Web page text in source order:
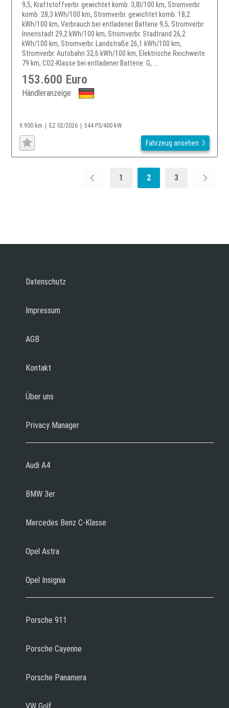
9,5, Kraftstoffverbr. gewichtet komb. 3,8l/100 km, Stromverbr.
komb. 28,3 kWh/100 km, Stromverbr. gewichtet komb. 18,2
kWh/100 km, Verbrauch bei entladener Batterie 9,5, Stromverbr.
Innenstadt 29,2 kWh/100 km, Stromverbr. Stadtrand 26,2
kWh/100 km, Stromverbr. Landstraße 26,1 kWh/100 km,
Stromverbr. Autobahn 32,6 kWh/100 km, Elektrische Reichweite
79 km, CO2-Klasse bei entladener Batterie: G, ...
153.600 Euro
Händleranzeige
9.900 km EZ 02/2026 544 PS/400 kW
Fahrzeug ansehen
1 2 3
Datenschutz
Impressum
AGB
Kontakt
Über uns
Privacy Manager
Audi A4
BMW 3er
Mercedes Benz C-Klasse
Opel Astra
Opel Insignia
Porsche 911
Porsche Cayenne
Porsche Panamera